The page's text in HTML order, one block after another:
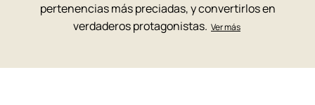
pertenencias más preciadas, y convertirlos en
verdaderos protagonistas. Ver más